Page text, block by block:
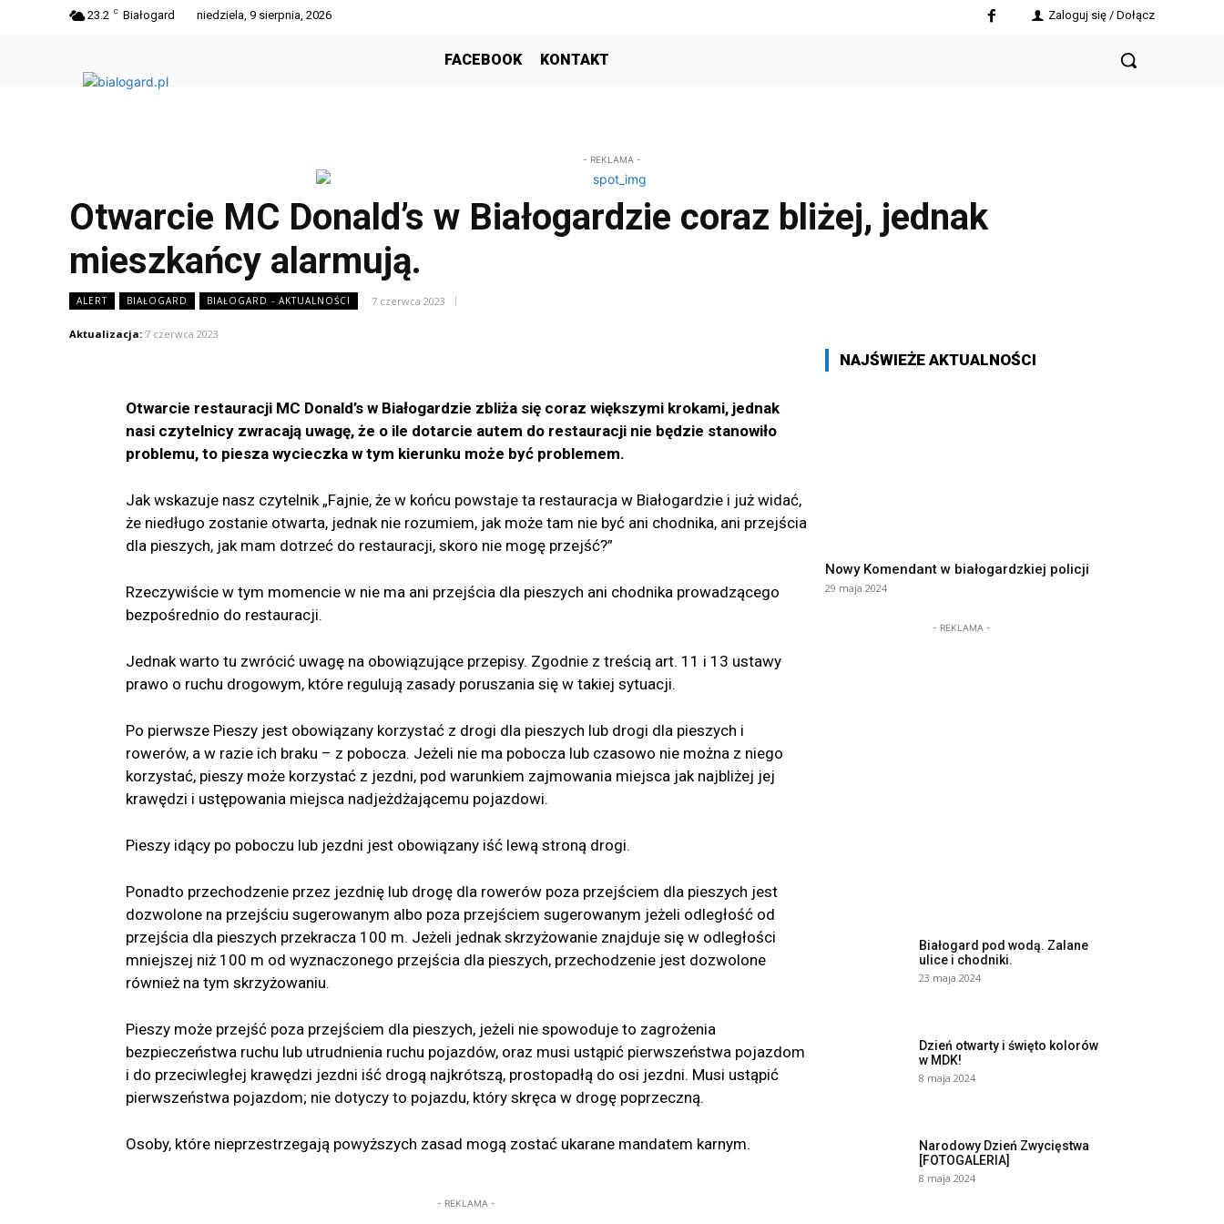
23.2 C Białogard niedziela, 9 sierpnia, 2026 Zaloguj się / Dołącz
FACEBOOK KONTAKT
- REKLAMA -
Otwarcie MC Donald’s w Białogardzie coraz bliżej, jednak
mieszkańcy alarmują.
ALERT BIAŁOGARD BIAŁOGARD - AKTUALNOŚCI 7 czerwca 2023
Aktualizacja: 7 czerwca 2023
Otwarcie restauracji MC Donald’s w Białogardzie zbliża się coraz większymi krokami, jednak
nasi czytelnicy zwracają uwagę, że o ile dotarcie autem do restauracji nie będzie stanowiło
problemu, to piesza wycieczka w tym kierunku może być problemem.
Jak wskazuje nasz czytelnik „Fajnie, że w końcu powstaje ta restauracja w Białogardzie i już widać,
że niedługo zostanie otwarta, jednak nie rozumiem, jak może tam nie być ani chodnika, ani przejścia
dla pieszych, jak mam dotrzeć do restauracji, skoro nie mogę przejść?”
Rzeczywiście w tym momencie w nie ma ani przejścia dla pieszych ani chodnika prowadzącego
bezpośrednio do restauracji.
Jednak warto tu zwrócić uwagę na obowiązujące przepisy. Zgodnie z treścią art. 11 i 13 ustawy
prawo o ruchu drogowym, które regulują zasady poruszania się w takiej sytuacji.
Po pierwsze Pieszy jest obowiązany korzystać z drogi dla pieszych lub drogi dla pieszych i
rowerów, a w razie ich braku – z pobocza. Jeżeli nie ma pobocza lub czasowo nie można z niego
korzystać, pieszy może korzystać z jezdni, pod warunkiem zajmowania miejsca jak najbliżej jej
krawędzi i ustępowania miejsca nadjeżdżającemu pojazdowi.
Pieszy idący po poboczu lub jezdni jest obowiązany iść lewą stroną drogi.
Ponadto przechodzenie przez jezdnię lub drogę dla rowerów poza przejściem dla pieszych jest
dozwolone na przejściu sugerowanym albo poza przejściem sugerowanym jeżeli odległość od
przejścia dla pieszych przekracza 100 m. Jeżeli jednak skrzyżowanie znajduje się w odległości
mniejszej niż 100 m od wyznaczonego przejścia dla pieszych, przechodzenie jest dozwolone
również na tym skrzyżowaniu.
Pieszy może przejść poza przejściem dla pieszych, jeżeli nie spowoduje to zagrożenia
bezpieczeństwa ruchu lub utrudnienia ruchu pojazdów, oraz musi ustąpić pierwszeństwa pojazdom
i do przeciwległej krawędzi jezdni iść drogą najkrótszą, prostopadłą do osi jezdni. Musi ustąpić
pierwszeństwa pojazdom; nie dotyczy to pojazdu, który skręca w drogę poprzeczną.
Osoby, które nieprzestrzegają powyższych zasad mogą zostać ukarane mandatem karnym.
- REKLAMA -
NAJŚWIEŻE AKTUALNOŚCI
Nowy Komendant w białogardzkiej policji
29 maja 2024
- REKLAMA -
Białogard pod wodą. Zalane
ulice i chodniki.
23 maja 2024
Dzień otwarty i święto kolorów
w MDK!
8 maja 2024
Narodowy Dzień Zwycięstwa
[FOTOGALERIA]
8 maja 2024